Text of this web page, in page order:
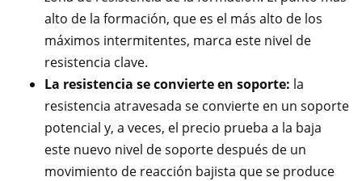
alto de la formación, que es el más alto de los
máximos intermitentes, marca este nivel de
resistencia clave.
La resistencia se convierte en soporte: la
resistencia atravesada se convierte en un soporte
potencial y, a veces, el precio prueba a la baja
este nuevo nivel de soporte después de un
movimiento de reacción bajista que se produce